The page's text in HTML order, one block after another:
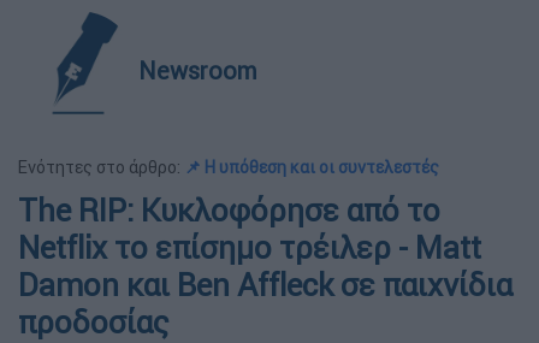
Newsroom
Ενότητες στο άρθρο: 📌 Η υπόθεση και οι συντελεστές
The RIP: Κυκλοφόρησε από το
Netflix το επίσημο τρέιλερ - Matt
Damon και Ben Affleck σε παιχνίδια
προδοσίας